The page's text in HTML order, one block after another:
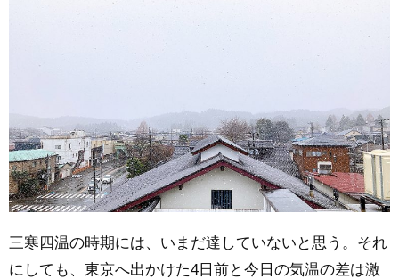
三寒四温の時期には、いまだ達していないと思う。それ
にしても、東京へ出かけた4日前と今日の気温の差は激